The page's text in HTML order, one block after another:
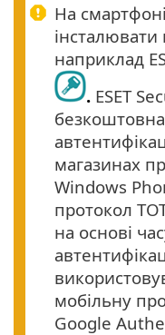
На
інсталювати
наприклад
. ESET
магазинах
Windows
протокол
на основі
мобільну
Google